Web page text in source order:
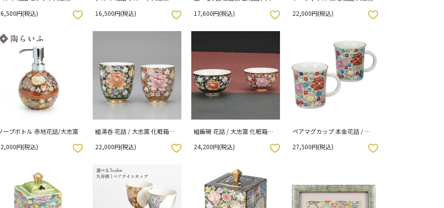
円(税込)
16,500円(税込)
お気に入りボタン 17,600円(税込)
お気に入りボタン
22,000円(税込)
お気に入りボタン
ープボトル 赤地花詰/大志窯
円(税込)
組湯呑 花詰 / 大志窯 化粧箱入
22,000円(税込)
お気に入りボタン
組飯碗 花詰 / 大志窯 化粧箱入
24,200円(税込)
お気に入りボタン
ペアマグカップ 本金花詰 / 大
27,500円(税込)
お気に入りボタン